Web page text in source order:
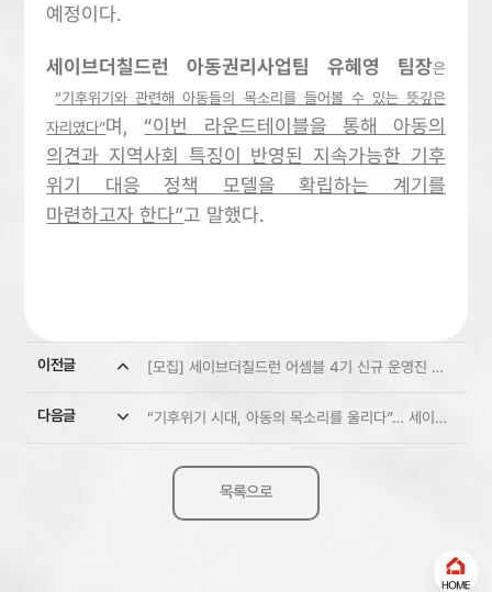
예정이다.
세이브더칠드런아동권리사업팀 유혜영 팀장은
“기후위기와 관련해 아동들의 목소리를 들어볼 수 있는 뜻깊은
자리였다”며, “이번 라운드테이블을 통해 아동의
의견과 지역사회 특징이 반영된 지속가능한 기후
위기 대응 정책 모델을 확립하는 계기를
마련하고자 한다”고 말했다.
이전글 expand_less [모집] 세이브더칠드런 어셈블 4기 신규 운영진 모집
다음글 expand_more “기후위기 시대, 아동의 목소리를 울리다”… 세이브더칠드런, 도전 레드벨 퀴즈대회 성료
목록으로